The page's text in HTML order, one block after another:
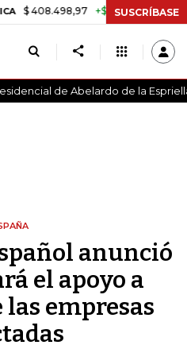
+$ 8.753,81 +2,19%
SUSCRÍBASE
de Abelardo de la
anunció
el apoyo a
empresas